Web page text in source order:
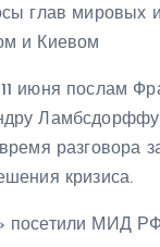
глав мировых
и Киевом
июня послам
Ламбсдорффу
кризиса.
посетили МИД